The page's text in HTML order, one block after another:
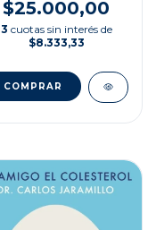
$25.000,00
3 cuotas sin interés de
$8.333,33